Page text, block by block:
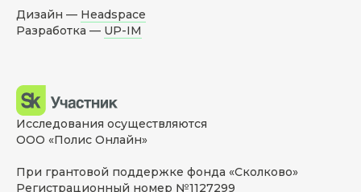
Дизайн — Headspace
Разработка — UP-IM
Исследования осуществляются
ООО «Полис Онлайн»
При грантовой поддержке фонда «Сколково»
Регистрационный номер №1127299